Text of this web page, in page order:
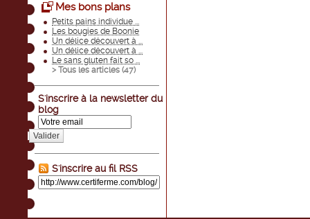
Mes bons plans
Petits pains individue ...
Les bougies de Boonie
Un délice découvert à ...
Un délice découvert à ...
Le sans gluten fait so ...
> Tous les articles (47)
S'inscrire à la newsletter du
blog
Valider
S'inscrire au fil RSS